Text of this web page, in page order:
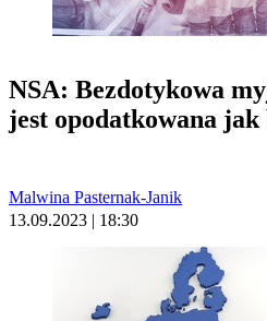
NSA: Bezdotykowa
jest opodatkowana jak
Malwina Pasternak-Janik
13.09.2023 | 18:30